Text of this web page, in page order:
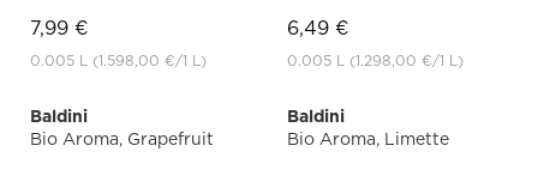
7,99 €
0.005 L (1.598,00 €/1 L)
6,49 €
0.005 L (1.298,00 €/1 L)
Baldini
Bio Aroma, Grapefruit
Baldini
Bio Aroma, Limette